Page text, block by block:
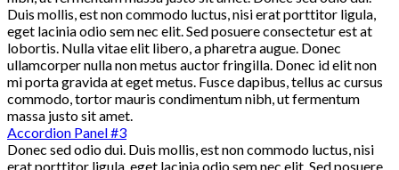
Duis mollis, est non commodo luctus, nisi erat porttitor ligula,
eget lacinia odio sem nec elit. Sed posuere consectetur est at
lobortis. Nulla vitae elit libero, a pharetra augue. Donec
ullamcorper nulla non metus auctor fringilla. Donec id elit non
mi porta gravida at eget metus. Fusce dapibus, tellus ac cursus
commodo, tortor mauris condimentum nibh, ut fermentum
massa justo sit amet.
Accordion Panel #3
Donec sed odio dui. Duis mollis, est non commodo luctus, nisi
erat porttitor ligula, eget lacinia odio sem nec elit. Sed posuere